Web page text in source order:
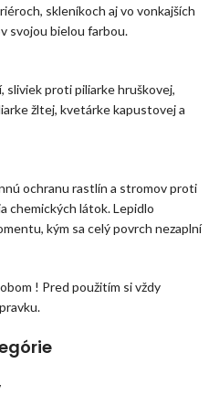
skleníkoch aj vo vonkajších
svojou bielou farbou.
sliviek proti piliarke hruškovej,
žltej, kvetárke kapustovej a
ochranu rastlín a stromov proti
chemických látok. Lepidlo
kým sa celý povrch nezaplní
! Pred použitím si vždy